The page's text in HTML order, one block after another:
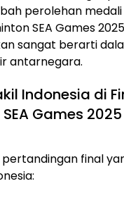
perolehan medali
SEA Games
sangat berarti
antarnegara.
Indonesia di
Games 2025
final